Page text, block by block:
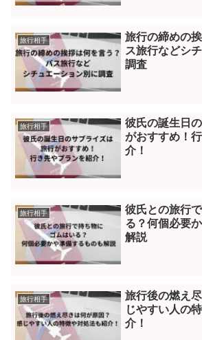
旅行相手
旅行の締めの
ス旅行などシ
調査
旅行相手
彼氏の誕生日
がおすすめ！
介！
旅行相手
彼氏との旅行
る？何個必要
解説
旅行相手
旅行後の燃え
じやすい人の
介！